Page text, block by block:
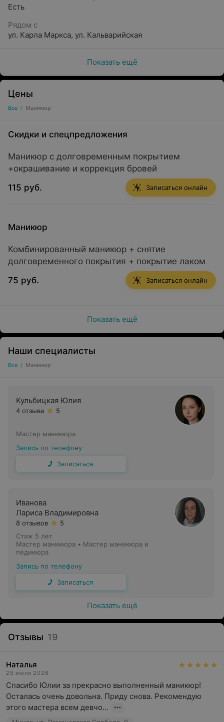
Есть
Рядом с
ул. Карла Маркса, ул. Кальварийская
Показать ещё
Цены
Все / Маникюр
Скидки и спецпредложения
Маникюр с долговременным покрытием
+окрашивание и коррекция бровей
115 руб.
Записаться онлайн
Маникюр
Комбинированный маникюр + снятие
долговременного покрытия + покрытие лаком
75 руб.
Записаться онлайн
Показать ещё
Наши специалисты
Все / Маникюр
Кульбицкая Юлия
4 отзыва 5
Мастер маникюра
Запись по телефону
Записаться
Иванова
Лариса Владимировна
8 отзывов
5
Стаж 5 лет
Мастер маникюра • Мастер маникюра и
педикюра
Запись по телефону
Записаться
Показать ещё
Отзывы 19
Наталья
29 июля 2026
Спасибо Юлии за прекрасно выполненный маникюр!
Осталась очень довольна. Приду снова. Рекомендую
этого мастера всем девчо...